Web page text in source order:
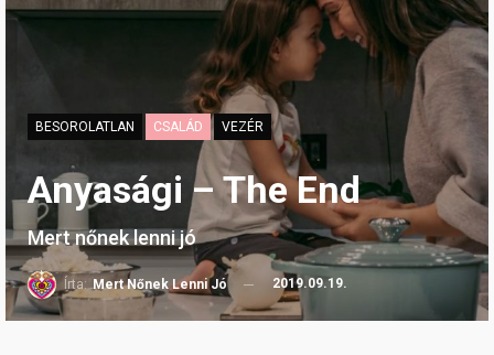
BESOROLATLAN CSALÁD VEZÉR
Anyasági – The End
Mert nőnek lenni jó
Írta:Mert Nőnek Lenni Jó 2019.09.19.